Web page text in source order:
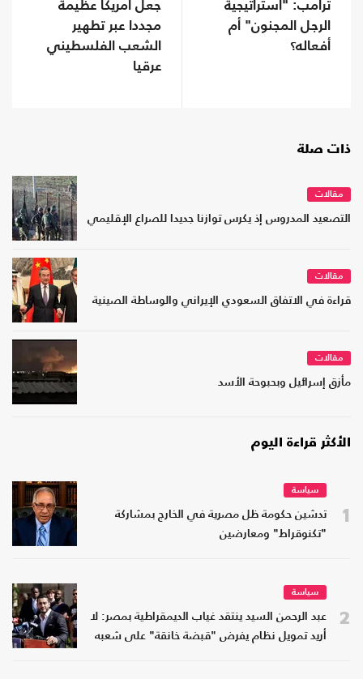
ترامب: "استراتيجية
الرجل المجنون" أم
أفعاله؟
جعل أمريكا عظيمة
مجددا عبر تطهير
الشعب الفلسطيني
عرقيا
ذات صلة
مقالات
التصعيد المدروس إذ يكرس توازنا جديدا للصراع الإقليمي
مقالات
قراءة في الاتفاق السعودي الإيراني والوساطة الصينية
مقالات
مأزق إسرائيل وبحبوحة الأسد
الأكثر قراءة اليوم
1
سياسة
تدشين حكومة ظل مصرية في الخارج بمشاركة
"تكنوقراط" ومعارضين
2
سياسة
عبد الرحمن السيد ينتقد غياب الديمقراطية بمصر: لا
أريد تمويل نظام يفرض "قبضة خانقة" على شعبه